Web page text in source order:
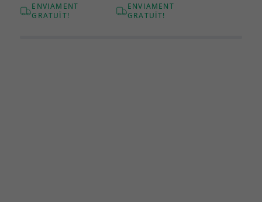
ENVIAMENT
GRATUÏT!
ENVIAMENT
GRATUÏT!